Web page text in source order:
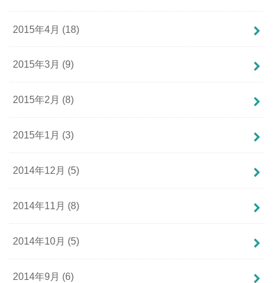
2015年4月 (18)
2015年3月 (9)
2015年2月 (8)
2015年1月 (3)
2014年12月 (5)
2014年11月 (8)
2014年10月 (5)
2014年9月 (6)